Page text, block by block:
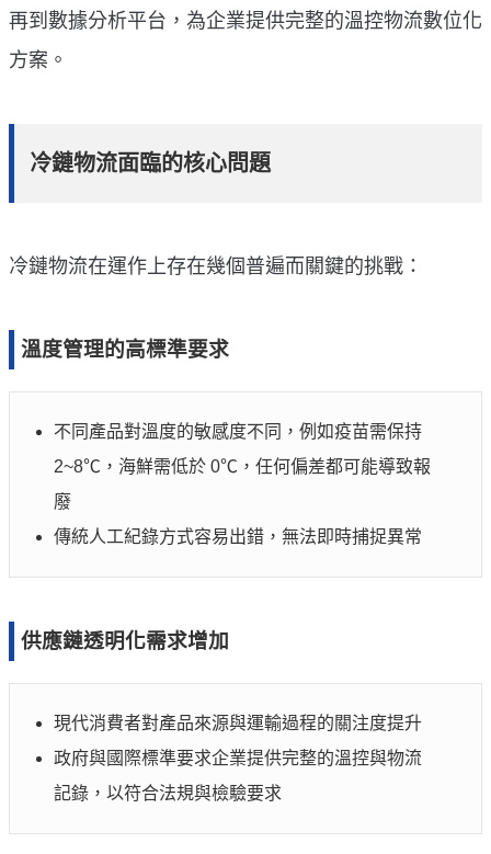
再到數據分析平台，為企業提供完整的溫控物流數位化
方案。
冷鏈物流面臨的核心問題
冷鏈物流在運作上存在幾個普遍而關鍵的挑戰：
溫度管理的高標準要求
不同產品對溫度的敏感度不同，例如疫苗需保持
2~8℃，海鮮需低於 0℃，任何偏差都可能導致報
廢
傳統人工紀錄方式容易出錯，無法即時捕捉異常
供應鏈透明化需求增加
現代消費者對產品來源與運輸過程的關注度提升
政府與國際標準要求企業提供完整的溫控與物流
記錄，以符合法規與檢驗要求